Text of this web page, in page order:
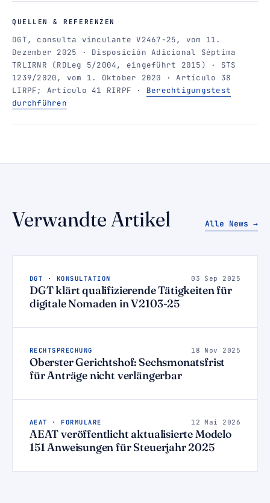
QUELLEN & REFERENZEN
DGT, consulta vinculante V2467-25, vom 11.
Dezember 2025 · Disposición Adicional Séptima
TRLIRNR (RDLeg 5/2004, eingeführt 2015) · STS
1239/2020, vom 1. Oktober 2020 · Artículo 38
LIRPF; Artículo 41 RIRPF · Berechtigungstest
durchführen
Verwandte Artikel Alle News →
DGT · KONSULTATION 03 Sep 2025
DGT klärt qualifizierende Tätigkeiten für
digitale Nomaden in V2103-25
RECHTSPRECHUNG 18 Nov 2025
Oberster Gerichtshof: Sechsmonatsfrist
für Anträge nicht verlängerbar
AEAT · FORMULARE 12 Mai 2026
AEAT veröffentlicht aktualisierte Modelo
151 Anweisungen für Steuerjahr 2025